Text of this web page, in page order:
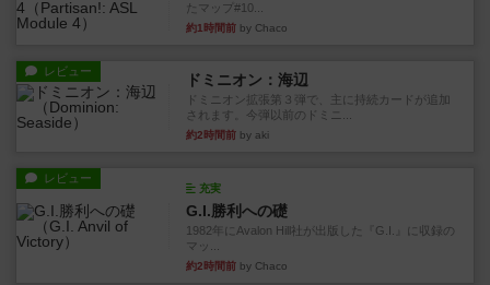
たマップ#10...
約1時間前 by Chaco
レビュー ドミニオン：海辺
ドミニオン拡張第３弾で、主に持続カードが追加
されます。今弾以前のドミニ...
約2時間前 by aki
レビュー
充実
G.I.勝利への礎
1982年にAvalon Hill社が出版した『G.I.』に収録の
マッ...
約2時間前 by Chaco